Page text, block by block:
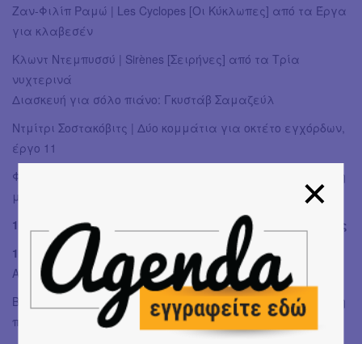
Ζαν-Φιλίπ Ραμώ | Les Cyclopes [Oι Κύκλωπες] από τα Έργα
για κλαβεσέν
Κλωντ Ντεμπυσσύ | Sirènes [Σειρήνες] από τα Tρία
νυχτερινά
Διασκευή για σόλο πιάνο: Γκυστάβ Σαμαζεύλ
Ντμίτρι Σοστακόβιτς | Δύο κομμάτια για οκτέτο εγχόρδων,
έργο 11
Φέλιξ Μέντελσον | Κουιντέτο εγχόρδων αρ. 2 σε σι ύφεση
μείζονα, έργο 87
18.08 Συναυλία για παιδιά και νέους | Μεταμορφώσεις
18.08 | Πηνελόπη
Αντόνιο Καλντάρα | Come raggio di sol [Σαν ηλιαχτίδα]
Βόλφγκανγκ Αμαντέους Μότσαρτ | Sei du mein Trost [Γίνε η
παρηγοριά μου], K. 391